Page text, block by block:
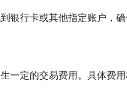
银行卡或其他指定账户，确
一定的交易费用。具体费用